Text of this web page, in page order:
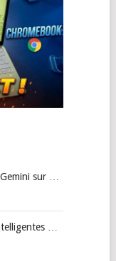
sur …
…